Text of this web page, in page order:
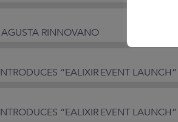
RINNOVANO
“EALIXIR EVENT LAUNCH”
“EALIXIR EVENT LAUNCH”